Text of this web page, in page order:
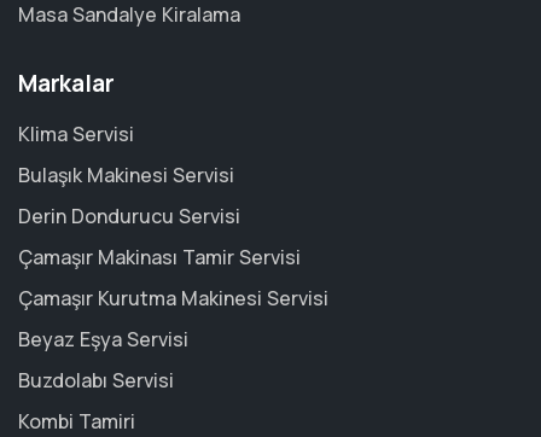
Masa Sandalye Kiralama
Markalar
Klima Servisi
Bulaşık Makinesi Servisi
Derin Dondurucu Servisi
Çamaşır Makinası Tamir Servisi
Çamaşır Kurutma Makinesi Servisi
Beyaz Eşya Servisi
Buzdolabı Servisi
Kombi Tamiri